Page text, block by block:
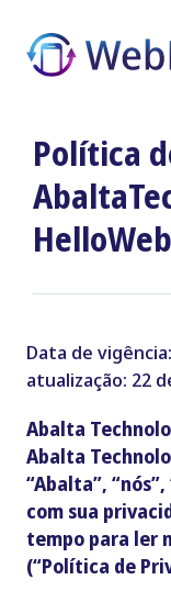
Política
Data de vigência:
atualização: 22
Abalta
Abalta
“Abalta”, “nós”,
com sua
tempo para ler
(“Política de